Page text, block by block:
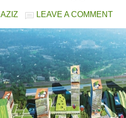
AZIZ LEAVE A COMMENT